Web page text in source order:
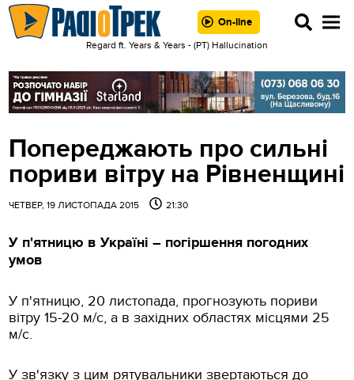
On-line
Regard ft. Years & Years - (РТ) Hallucination
Попереджають про сильні
пориви вітру на Рівненщині
ЧЕТВЕР, 19 ЛИСТОПАДА 2015 21:30
У п'ятницю в Україні – погіршення погодних
умов
У п'ятницю, 20 листопада, прогнозують пориви
вітру 15-20 м/с, а в західних областях місцями 25
м/с.
У зв'язку з цим рятувальники звертаються до